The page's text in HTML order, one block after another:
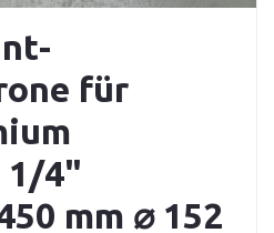
für
1/4"
mm ⌀ 152